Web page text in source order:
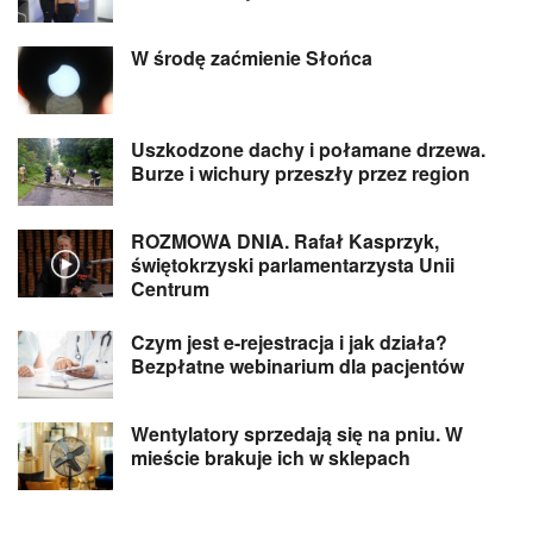
W środę zaćmienie Słońca
Uszkodzone dachy i połamane drzewa.
Burze i wichury przeszły przez region
ROZMOWA DNIA. Rafał Kasprzyk,
świętokrzyski parlamentarzysta Unii
Centrum
Czym jest e-rejestracja i jak działa?
Bezpłatne webinarium dla pacjentów
Wentylatory sprzedają się na pniu. W
mieście brakuje ich w sklepach